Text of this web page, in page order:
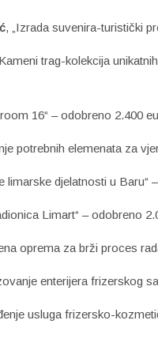
, „Izrada suvenira-turistički
trag-kolekcija
16“ – odobreno 2.400
potrebnih elemenata za
limarske djelatnosti u Baru“
Limart“ – odobreno
oprema za brži proces
enterijera frizerskog
usluga frizersko-